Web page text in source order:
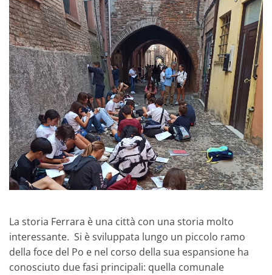
La storia Ferrara è una città con una storia molto
interessante. Si è sviluppata lungo un piccolo ramo
della foce del Po e nel corso della sua espansione ha
conosciuto due fasi principali: quella comunale